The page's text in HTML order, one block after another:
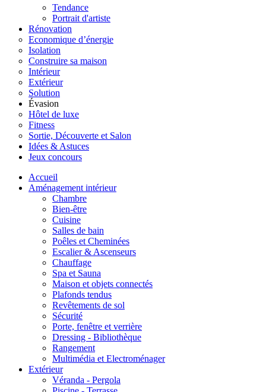
Tendance
Portrait d'artiste
Rénovation
Economique d’énergie
Isolation
Construire sa maison
Intérieur
Extérieur
Solution
Évasion
Hôtel de luxe
Fitness
Sortie, Découverte et Salon
Idées & Astuces
Jeux concours
Accueil
Aménagement intérieur
Chambre
Bien-être
Cuisine
Salles de bain
Poêles et Cheminées
Escalier & Ascenseurs
Chauffage
Spa et Sauna
Maison et objets connectés
Plafonds tendus
Revêtements de sol
Sécurité
Porte, fenêtre et verrière
Dressing - Bibliothèque
Rangement
Multimédia et Electroménager
Extérieur
Véranda - Pergola